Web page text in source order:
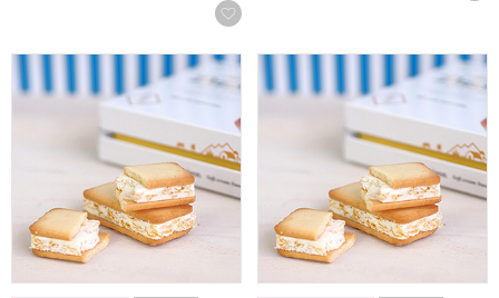
お気に入りに登録する
鳥取 寿製菓 大山ソフトクリームサンドクッキー18個入【NN
鳥取 寿製菓 大山ソフトクリ